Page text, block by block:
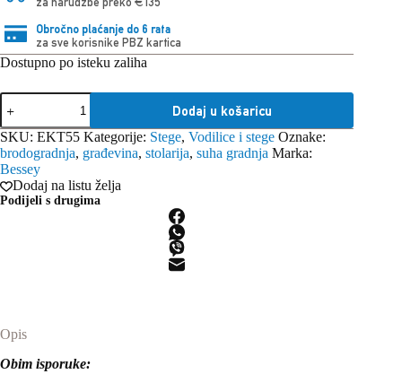
Obročno plaćanje do 6 rata
za sve korisnike PBZ kartica
Dostupno po isteku zaliha
Bessey
stega
rubna
jednoručna
EKT55
količina
Dodaj u košaricu
SKU: EKT55 Kategorije: Stege, Vodilice i stege Oznake:
brodogradnja, građevina, stolarija, suha gradnja Marka:
Bessey
Dodaj na listu želja
Podijeli s drugima
Opis
Obim isporuke: